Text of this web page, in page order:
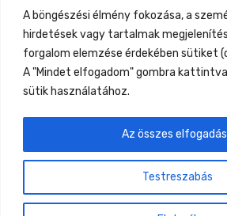
A böngészési élmény fokozása, a
hirdetések vagy tartalmak
forgalom elemzése érdekében sütiket
A "Mindet elfogadom" gombra
sütik használatához.
Testreszabás
Az összes
foglalkozásnak is teret szeretnék
megismernéd az alapokat,
testfestéssel, gyere és kapcsolódj
Previous Event
Gyüttment Találkozó, 2026.